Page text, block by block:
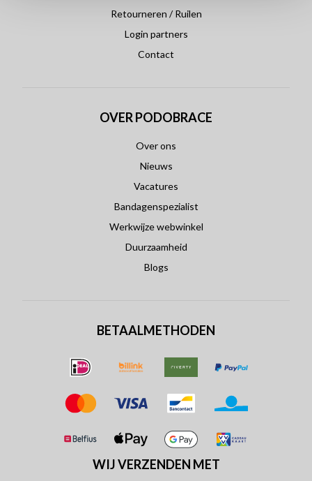
Retourneren / Ruilen
Login partners
Contact
OVER PODOBRACE
Over ons
Nieuws
Vacatures
Bandagenspezialist
Werkwijze webwinkel
Duurzaamheid
Blogs
BETAALMETHODEN
WIJ VERZENDEN MET